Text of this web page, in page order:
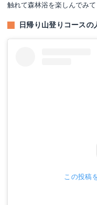
触れて森林浴を楽しんでみて
日帰り山登りコースの
この投稿